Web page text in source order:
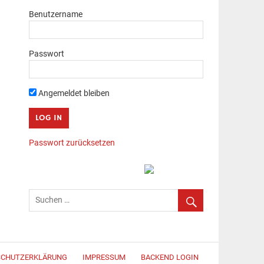
Benutzername
Passwort
Angemeldet bleiben
Passwort zurücksetzen
IMPRESSUM BACKEND LOGIN